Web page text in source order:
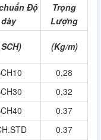
Độ
dày
Trọng
Lượng
(Kg/m)
0,28
0,32
0.37
0.37